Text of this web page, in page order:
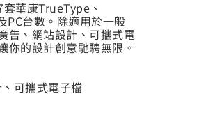
華康TrueType、
PC台數。除適用於一般
告、網站設計、可攜式電
你的設計創意馳騁無限。
可攜式電子檔